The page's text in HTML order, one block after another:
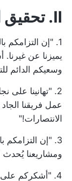
II. تحقيق الأهداف والغايات
1. "إن
يميزنا عن
وسعيكم الدائم
2. "تهانينا على
عمل فريقنا
الانتصارات!"
3. "إن التزامكم
ومشاريعنا يُحدث
4. "أشكركم على